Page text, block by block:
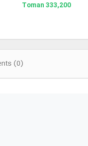
333,200 Toman
(0)